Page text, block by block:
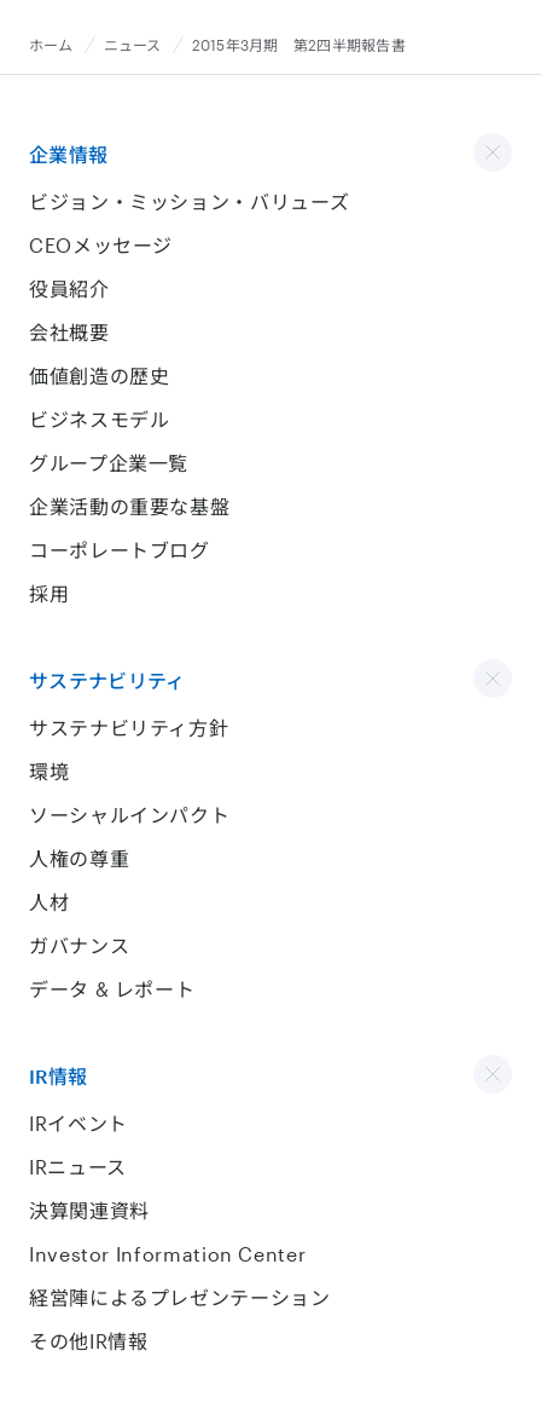
ホーム ニュース 2015年3月期 第2四半期報告書
企業情報
ビジョン・ミッション・バリューズ
CEOメッセージ
役員紹介
会社概要
価値創造の歴史
ビジネスモデル
グループ企業一覧
企業活動の重要な基盤
コーポレートブログ
採用
サステナビリティ
サステナビリティ方針
環境
ソーシャルインパクト
人権の尊重
人材
ガバナンス
データ & レポート
IR情報
IRイベント
IRニュース
決算関連資料
Investor Information Center
経営陣によるプレゼンテーション
その他IR情報